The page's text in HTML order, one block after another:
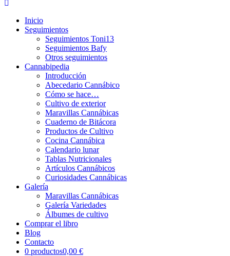
Inicio
Seguimientos
Seguimientos Toni13
Seguimientos Bafy
Otros seguimientos
Cannabipedia
Introducción
Abecedario Cannábico
Cómo se hace…
Cultivo de exterior
Maravillas Cannábicas
Cuaderno de Bitácora
Productos de Cultivo
Cocina Cannábica
Calendario lunar
Tablas Nutricionales
Artículos Cannábicos
Curiosidades Cannábicas
Galería
Maravillas Cannábicas
Galería Variedades
Álbumes de cultivo
Comprar el libro
Blog
Contacto
0 productos0,00 €